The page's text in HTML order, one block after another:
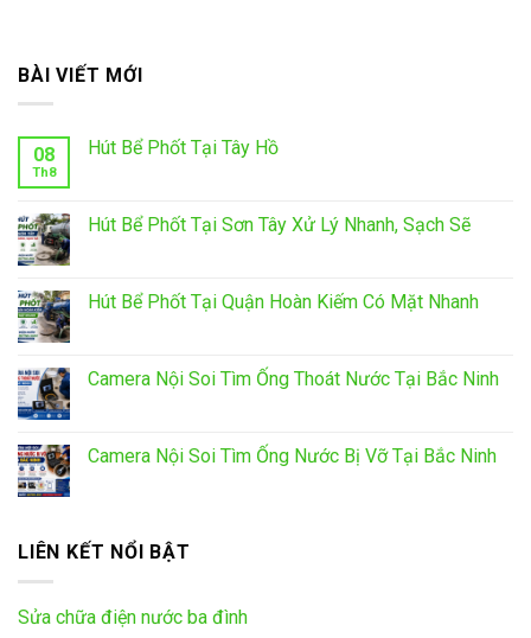
BÀI VIẾT MỚI
08
Th8
Hút Bể Phốt Tại Tây Hồ
Hút Bể Phốt Tại Sơn Tây Xử Lý Nhanh, Sạch Sẽ
Hút Bể Phốt Tại Quận Hoàn Kiếm Có Mặt Nhanh
Camera Nội Soi Tìm Ống Thoát Nước Tại Bắc Ninh
Camera Nội Soi Tìm Ống Nước Bị Vỡ Tại Bắc Ninh
LIÊN KẾT NỔI BẬT
Sửa chữa điện nước ba đình